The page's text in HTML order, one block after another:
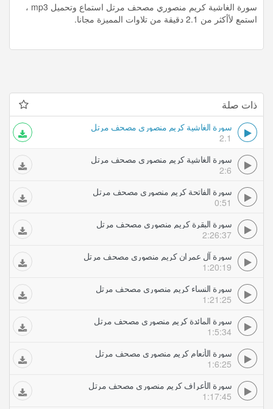
سورة الغاشية كريم منصوري مصحف مرتل استماع وتحميل mp3 ،
استمع لأأكثر من 2.1 دقيقة من تلاوات المميزة مجانا.
ذات صلة
سورة الغاشية كريم منصوري مصحف مرتل
2.1
سورة الغاشية كريم منصوري مصحف مرتل
2:6
سورة الفاتحة كريم منصوري مصحف مرتل
0:51
سورة البقرة كريم منصوري مصحف مرتل
2:26:37
سورة آل عمران كريم منصوري مصحف مرتل
1:20:19
سورة النساء كريم منصوري مصحف مرتل
1:21:25
سورة المائدة كريم منصوري مصحف مرتل
1:5:34
سورة الأنعام كريم منصوري مصحف مرتل
1:6:25
سورة الأعراف كريم منصوري مصحف مرتل
1:17:45